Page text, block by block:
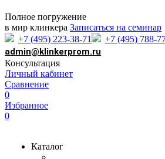
Полное погружение
в мир клинкера Записаться на семинар
+7 (495) 223-38-71
+7 (495) 788-
admin@klinkerprom.ru
Консультация
Личный кабинет
Сравнение
0
Избранное
0
Каталог